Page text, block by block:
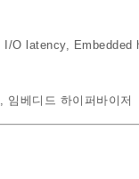
I/O latency, Embedded
, 임베디드 하이퍼바이저